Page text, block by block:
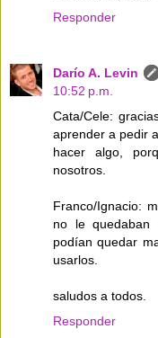
Responder
Darío A. Levin
10:52 p.m.
Cata/Cele:
aprender a pedir
hacer algo,
nosotros.
Franco/Ignacio:
no le quedaban
podían quedar
usarlos.
saludos a todos.
Responder